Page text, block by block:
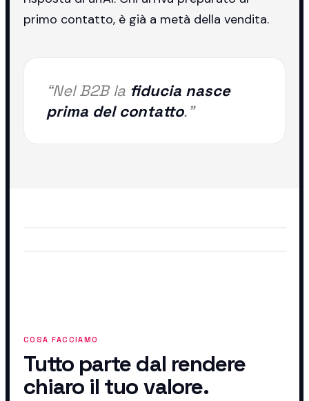
primo contatto, è già a metà della vendita.
“Nel B2B la fiducia nasce
prima del contatto.”
COSA FACCIAMO
Tutto parte dal rendere
chiaro il tuo valore.